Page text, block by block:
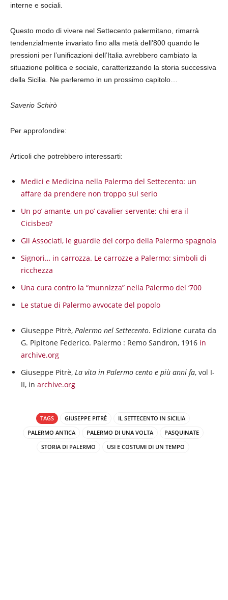
interne e sociali.
Questo modo di vivere nel Settecento palermitano, rimarrà
tendenzialmente invariato fino alla metà dell’800 quando le
pressioni per l’unificazioni dell’Italia avrebbero cambiato la
situazione politica e sociale, caratterizzando la storia successiva
della Sicilia. Ne parleremo in un prossimo capitolo…
Saverio Schirò
Per approfondire:
Articoli che potrebbero interessarti:
Medici e Medicina nella Palermo del Settecento: un
affare da prendere non troppo sul serio
Un po’ amante, un po’ cavalier servente: chi era il
Cicisbeo?
Gli Associati, le guardie del corpo della Palermo spagnola
Signori… in carrozza. Le carrozze a Palermo: simboli di
ricchezza
Una cura contro la “munnizza” nella Palermo del ‘700
Le statue di Palermo avvocate del popolo
Giuseppe Pitrè, Palermo nel Settecento. Edizione curata da
G. Pipitone Federico. Palermo : Remo Sandron, 1916 in
archive.org
Giuseppe Pitrè, La vita in Palermo cento e più anni fa, vol I-
II, in archive.org
TAGS GIUSEPPE PITRÈ
IL SETTECENTO IN SICILIA
PALERMO ANTICA
PALERMO DI UNA VOLTA
PASQUINATE
STORIA DI PALERMO
USI E COSTUMI DI UN TEMPO